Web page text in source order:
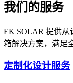
我们的服务
EK SOLAR 提供
箱解决方案，满足
定制化设计服务